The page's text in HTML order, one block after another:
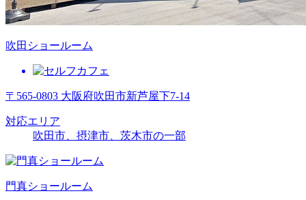
吹田ショールーム
〒565-0803 大阪府吹田市新芦屋下7-14
対応エリア
吹田市、摂津市、茨木市の一部
門真ショールーム